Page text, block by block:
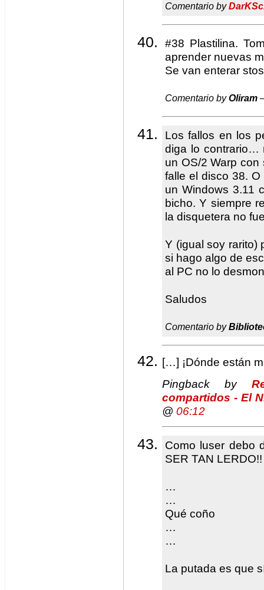
Comentario by
#38 Plastilina.
aprender nuevas
Se van enterar
Comentario byOliram
Los fallos en los
diga lo contrario…
un OS/2 Warp
falle el disco 38.
un Windows 3.11
bicho. Y siempre
la disquetera no
Y (igual soy rarito)
si hago algo de
al PC no lo
Saludos
Comentario by
[…] ¡Dónde están
Pingback by
compartidos - El
@ 06:12
Como luser debo
SER TAN LERDO!!
…
…
Qué coño
…
…
La putada es que